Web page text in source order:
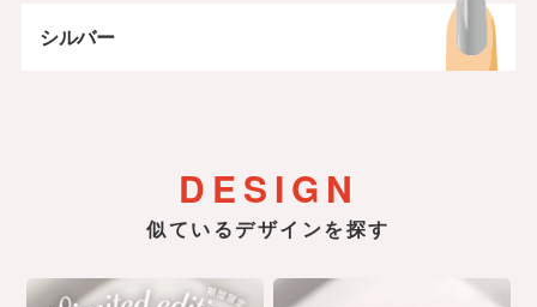
シルバー
DESIGN
似ているデザインを探す